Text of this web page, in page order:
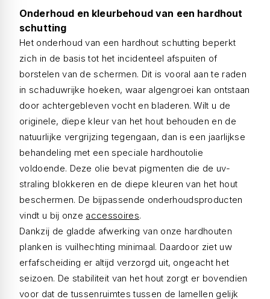
Onderhoud en kleurbehoud van een hardhout
schutting
Het onderhoud van een hardhout schutting beperkt
zich in de basis tot het incidenteel afspuiten of
borstelen van de schermen. Dit is vooral aan te raden
in schaduwrijke hoeken, waar algengroei kan ontstaan
door achtergebleven vocht en bladeren. Wilt u de
originele, diepe kleur van het hout behouden en de
natuurlijke vergrijzing tegengaan, dan is een jaarlijkse
behandeling met een speciale hardhoutolie
voldoende. Deze olie bevat pigmenten die de uv-
straling blokkeren en de diepe kleuren van het hout
beschermen. De bijpassende onderhoudsproducten
vindt u bij onze accessoires.
Dankzij de gladde afwerking van onze hardhouten
planken is vuilhechting minimaal. Daardoor ziet uw
erfafscheiding er altijd verzorgd uit, ongeacht het
seizoen. De stabiliteit van het hout zorgt er bovendien
voor dat de tussenruimtes tussen de lamellen gelijk